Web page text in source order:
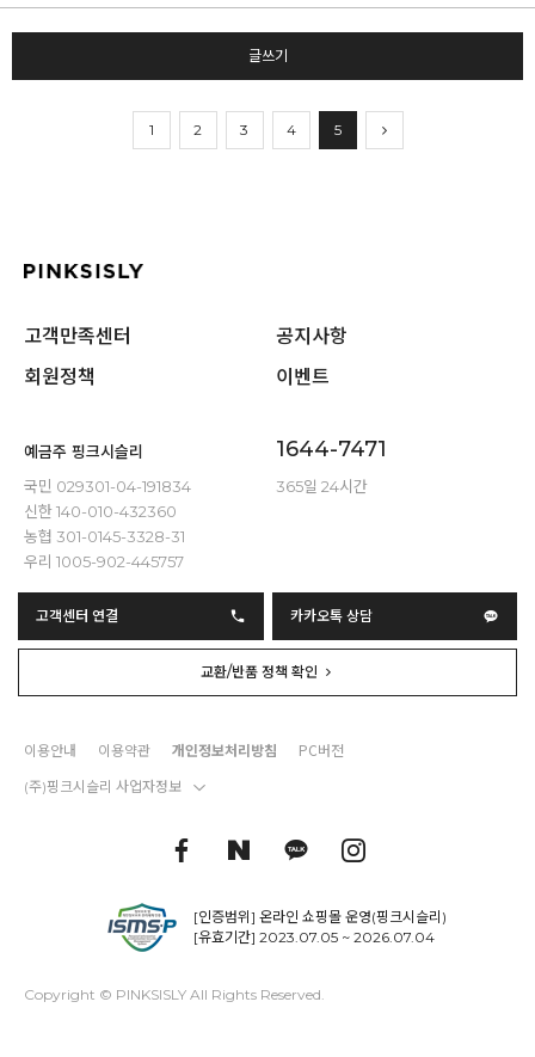
글쓰기
1 2 3 4 5
고객만족센터
공지사항
회원정책
이벤트
예금주 핑크시슬리
국민 029301-04-191834
신한 140-010-432360
농협 301-0145-3328-31
우리 1005-902-445757
1644-7471
365일 24시간
고객센터 연결 카카오톡 상담
교환/반품 정책 확인
이용안내 이용약관 개인정보처리방침 PC버전
(주)핑크시슬리 사업자정보
[인증범위] 온라인 쇼핑몰 운영(핑크시슬리)
[유효기간] 2023.07.05 ~ 2026.07.04
Copyright © PINKSISLY All Rights Reserved.